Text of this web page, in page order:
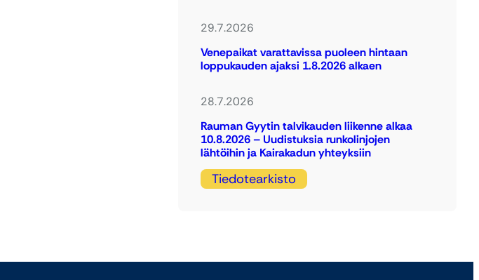
29.7.2026
Venepaikat varattavissa puoleen hintaan
loppukauden ajaksi 1.8.2026 alkaen
28.7.2026
Rauman Gyytin talvikauden liikenne alkaa
10.8.2026 – Uudistuksia runkolinjojen
lähtöihin ja Kairakadun yhteyksiin
Tiedotearkisto